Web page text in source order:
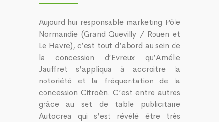
Aujourd’hui responsable marketing Pôle
Normandie (Grand Quevilly / Rouen et
Le Havre), c’est tout d’abord au sein de
la concession d’Evreux qu’Amélie
Jauffret s’appliqua à accroitre la
notoriété et la fréquentation de la
concession Citroën. C’est entre autres
grâce au set de table publicitaire
Autocrea qui s’est révélé être très